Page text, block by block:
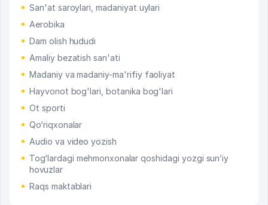
San'at saroylari, madaniyat uylari
Aerobika
Dam olish hududi
Amaliy bezatish san'ati
Madaniy va madaniy-ma'rifiy faoliyat
Hayvonot bog'lari, botanika bog'lari
Ot sporti
Qo‘riqxonalar
Audio va video yozish
Tog‘lardagi mehmonxonalar qoshidagi yozgi sun’iy
hovuzlar
Raqs maktablari